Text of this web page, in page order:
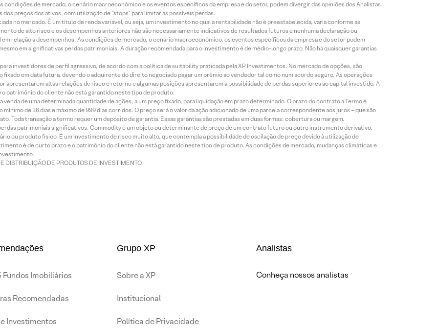
condições de mercado, o cenário macroeconômico e os eventos específicos da empresa e do setor, podem divergir das opiniões dos Analistas
preços dos ativos, com utilização de “stops” para limitar as possíveis perdas.
no mercado. É um título de renda variável, ou seja, um investimento no qual a rentabilidade não é preestabelecida, varia conforme as
de alto risco e os desempenhos anteriores não são necessariamente indicativos de resultados futuros e nenhuma declaração ou
relação a desempenhos. As condições de mercado, o cenário macroeconômico, os eventos específicos da empresa e do setor podem
em significativas perdas patrimoniais. A duração recomendada para o investimento é de médio-longo prazo. Não há quaisquer garantias
investidores de perfil agressivo, de acordo com a política de suitability praticada pela XP Investimentos. No mercado de opções, são
em data futura, devendo o adquirente do direito negociado pagar um prêmio ao vendedor tal como num acordo seguro. As operações
apresentarem altas relações de risco e retorno e algumas posições apresentarem a possibilidade de perdas superiores ao capital investido. A
patrimônio do cliente não está garantido neste tipo de produto.
de uma determinada quantidade de ações, a um preço fixado, para liquidação em prazo determinado. O prazo do contrato a Termo é
de 16 dias e máximo de 999 dias corridos. O preço será o valor da ação adicionado de uma parcela correspondente aos juros – que são
Toda transação a termo requer um depósito de garantia. Essas garantias são prestadas em duas formas: cobertura ou margem.
patrimoniais significativos. Commodity é um objeto ou determinante de preço de um contrato futuro ou outro instrumento derivativo,
ou produto físico. É um investimento de risco muito alto, que contempla a possibilidade de oscilação de preço devido à utilização de
é de curto prazo e o patrimônio do cliente não está garantido neste tipo de produto. As condições de mercado, mudanças climáticas e
DISTRIBUIÇÃO DE PRODUTOS DE INVESTIMENTO.
Fundos Imobiliários
Recomendadas
Investimentos
Grupo XP
Sobre a XP
Institucional
Política de Privacidade
Analistas
Conheça nossos analistas